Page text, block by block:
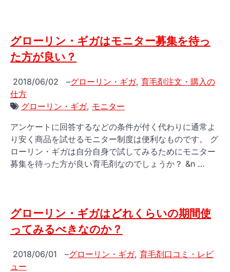
グローリン・ギガはモニター募集を待っ
た方が良い？
2018/06/02 –グローリン・ギガ, 育毛剤注文・購入の
仕方
グローリン・ギガ, モニター
アンケートに回答するなどの条件が付く代わりに通常よ
り安く商品を試せるモニター制度は便利なものです。 グ
ローリン・ギガは自分自身で試してみるためにモニター
募集を待った方が良い育毛剤なのでしょうか？ &n …
グローリン・ギガはどれくらいの期間使
ってみるべきなのか？
2018/06/01 –グローリン・ギガ, 育毛剤口コミ・レビ
ュー